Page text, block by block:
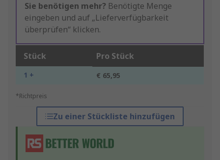
Sie benötigen mehr? Benötigte Menge
eingeben und auf „Lieferverfügbarkeit
überprüfen“ klicken.
Stück Pro Stück
1 + € 65,95
*Richtpreis
Zu einer Stückliste hinzufügen